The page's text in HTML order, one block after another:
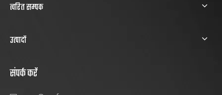
त्वरित सम्पक
उत्पादों
संपर्क करें